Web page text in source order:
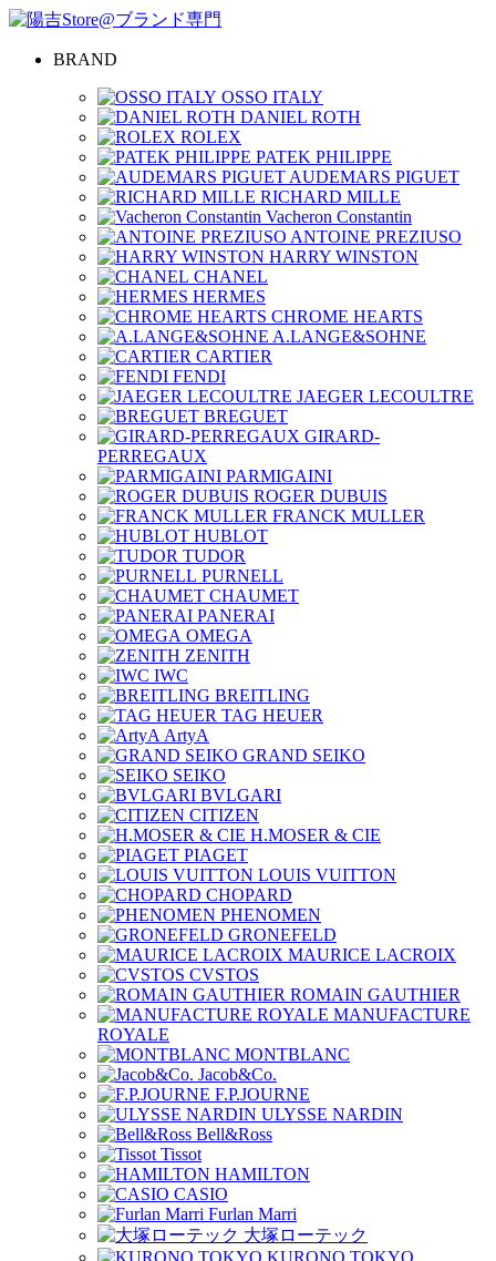
BRAND
OSSO ITALY
DANIEL ROTH
ROLEX
PATEK PHILIPPE
AUDEMARS PIGUET
RICHARD MILLE
Vacheron Constantin
ANTOINE PREZIUSO
HARRY WINSTON
CHANEL
HERMES
CHROME HEARTS
A.LANGE&SOHNE
CARTIER
FENDI
JAEGER LECOULTRE
BREGUET
GIRARD-
PERREGAUX
PARMIGAINI
ROGER DUBUIS
FRANCK MULLER
HUBLOT
TUDOR
PURNELL
CHAUMET
PANERAI
OMEGA
ZENITH
IWC
BREITLING
TAG HEUER
ArtyA
GRAND SEIKO
SEIKO
BVLGARI
CITIZEN
H.MOSER & CIE
PIAGET
LOUIS VUITTON
CHOPARD
PHENOMEN
GRONEFELD
MAURICE LACROIX
CVSTOS
ROMAIN GAUTHIER
MANUFACTURE
ROYALE
MONTBLANC
Jacob&Co.
F.P.JOURNE
ULYSSE NARDIN
Bell&Ross
Tissot
HAMILTON
CASIO
Furlan Marri
大塚ローテック
KURONO TOKYO